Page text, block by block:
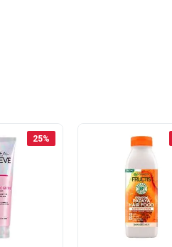
25%